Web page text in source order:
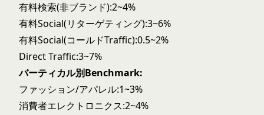
有料検索(非ブランド):2~4%
有料Social(リターゲティング):3~6%
有料Social(コールドTraffic):0.5~2%
Direct Traffic:3~7%
バーティカル別Benchmark:
ファッション/アパレル:1~3%
消費者エレクトロニクス:2~4%